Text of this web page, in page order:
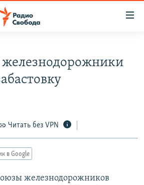
Читать без VPN
в Google
железнодорожников